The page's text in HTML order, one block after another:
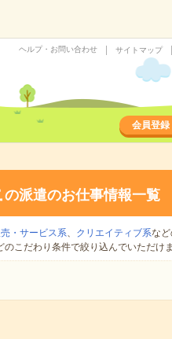
ヘルプ・お問い合わせ サイトマップ
会員登録
の派遣のお仕事情報一覧
・サービス系、 クリエイティブ系など
のこだわり条件で絞り込んでいただけま